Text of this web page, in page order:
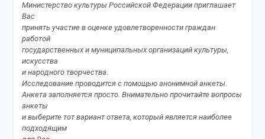
Министерство культуры Российской Федерации приглашает
Вас
принять участие в оценке удовлетворенности граждан
работой
государственных и муниципальных организаций культуры,
искусства
и народного творчества.
Исследование проводится с помощью анонимной анкеты.
Анкета заполняется просто. Внимательно прочитайте вопросы
анкеты
и выберите тот вариант ответа, который является наиболее
подходящим